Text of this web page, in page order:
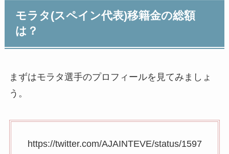
モラタ(スペイン代表)移籍金の総額
は？
まずはモラタ選手のプロフィールを見てみましょ
う。
https://twitter.com/AJAINTEVE/status/1597